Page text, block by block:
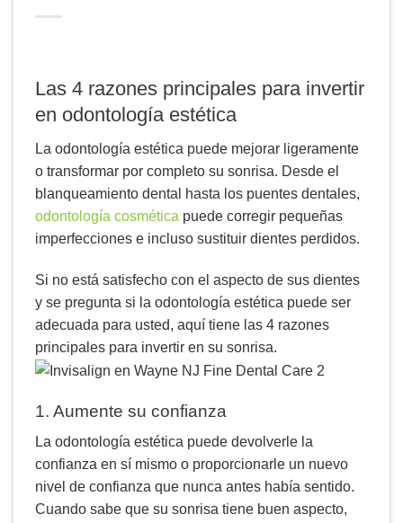
Las 4 razones principales para invertir
en odontología estética
La odontología estética puede mejorar ligeramente
o transformar por completo su sonrisa. Desde el
blanqueamiento dental hasta los puentes dentales,
odontología cosmética puede corregir pequeñas
imperfecciones e incluso sustituir dientes perdidos.
Si no está satisfecho con el aspecto de sus dientes
y se pregunta si la odontología estética puede ser
adecuada para usted, aquí tiene las 4 razones
principales para invertir en su sonrisa.
1. Aumente su confianza
La odontología estética puede devolverle la
confianza en sí mismo o proporcionarle un nuevo
nivel de confianza que nunca antes había sentido.
Cuando sabe que su sonrisa tiene buen aspecto,